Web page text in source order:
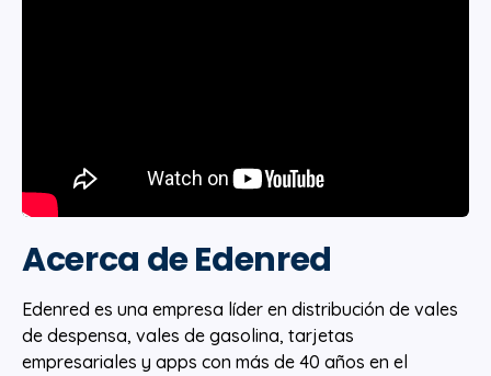
Acerca de Edenred
Edenred es una empresa líder en distribución de vales
de despensa, vales de gasolina, tarjetas
empresariales y apps con más de 40 años en el